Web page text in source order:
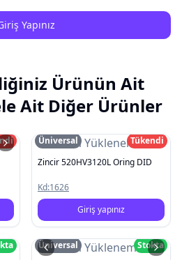
Yapınız
Ürünün Ait
Ait Diğer Ürünler
Resim Yüklenemedi
Üniversal
Tükendi
Zincir 520HV3120L Oring DID
Kd:1626
Giriş yapınız
Resim Yüklenemedi
Üniversal
Stokta